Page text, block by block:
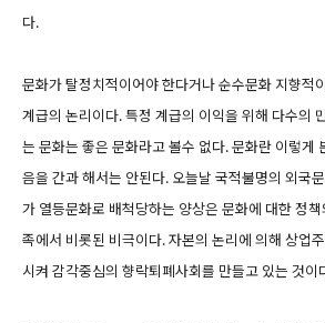
다.
문화가 탈정치적이어야 한다거나 순수문화 지향적
계급의 논리이다. 특정 계급의 이익을 위해 다수의
는 문화는 좋은 문화라고 볼수 없다. 문화란 이렇게
음을 간과 해서는 안된다. 오늘날 국적불명의 외국
가 열등문화로 배척당하는 양상은 문화에 대한 정
족에서 비롯된 비극이다. 자본의 논리에 의해 상업
시켜 감각중심의 향락퇴폐사회를 만들고 있는 것이